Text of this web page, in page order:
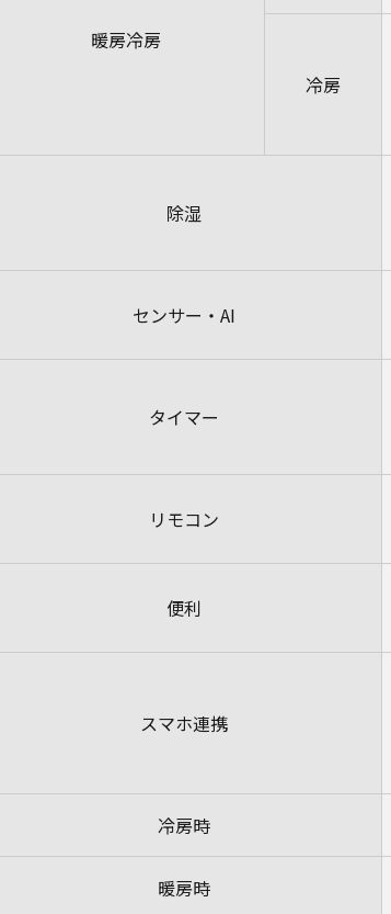
暖房冷房
冷房
除湿
センサー・AI
タイマー
リモコン
便利
スマホ連携
冷房時
暖房時